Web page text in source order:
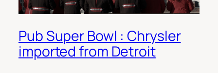
Pub Super Bowl : Chrysler
imported from Detroit